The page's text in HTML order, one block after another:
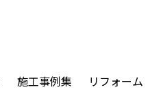
施工事例集 リフォーム